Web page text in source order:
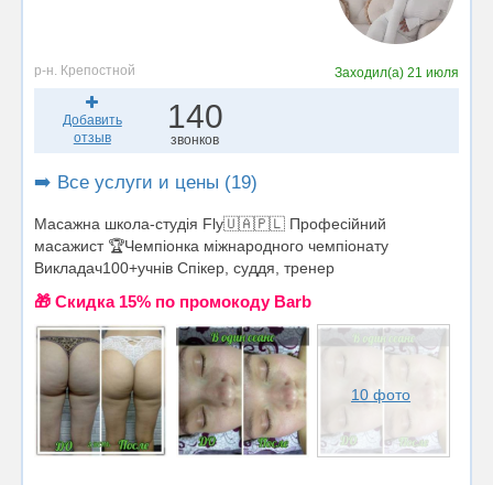
р-н. Крепостной Заходил(а) 21 июля
Добавить
отзыв
140
звонков
➡️ Все услуги и цены (19)
Масажна школа-студія Fly🇺🇦🇵🇱 Професійний
масажист 🏆Чемпіонка міжнародного чемпіонату
Викладач100+учнів Спікер, суддя, тренер
🎁 Cкидка 15% по промокоду Barb
10 фото